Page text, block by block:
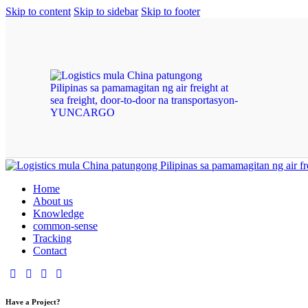
Skip to content Skip to sidebar Skip to footer
Home
About us
Knowledge
common-sense
Tracking
Contact
Have a Project?